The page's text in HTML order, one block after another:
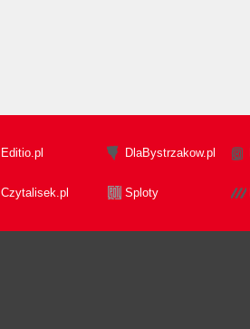
Editio.pl DlaBystrzakow.pl
Czytalisek.pl Sploty